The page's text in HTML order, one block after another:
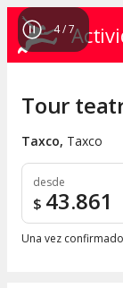
4/7
Tour
Taxco, Taxco
desde
$ 43.861
Una vez